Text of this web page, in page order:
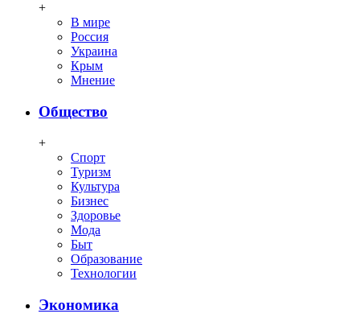
+
В мире
Россия
Украина
Крым
Мнение
Общество
+
Спорт
Туризм
Культура
Бизнес
Здоровье
Мода
Быт
Образование
Технологии
Экономика